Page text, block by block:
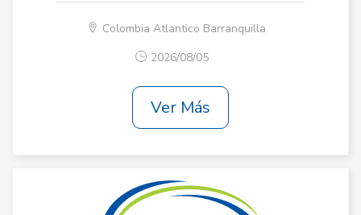
Colombia Atlantico Barranquilla
2026/08/05
Ver Más